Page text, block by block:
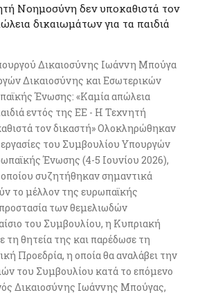
Νοημοσύνη δεν υποκαθιστά τον
δικαιωμάτων για τα παιδιά
Δικαιοσύνης Ιωάννη Μπούγα
Δικαιοσύνης και Εσωτερικών
Ένωσης: «Καμία απώλεια
εντός της ΕΕ - Η Τεχνητή
τον δικαστή» Ολοκληρώθηκαν
του Συμβουλίου Υπουργών
Ένωσης (4-5 Ιουνίου 2026),
οποίου συζητήθηκαν σημαντικά
το μέλλον της ευρωπαϊκής
των θεμελιωδών
του Συμβουλίου, η Κυπριακή
τη θητεία της και παρέδωσε τη
Προεδρία, η οποία θα αναλάβει την
του Συμβουλίου κατά το επόμενο
Δικαιοσύνης Ιωάννης Μπούγας,